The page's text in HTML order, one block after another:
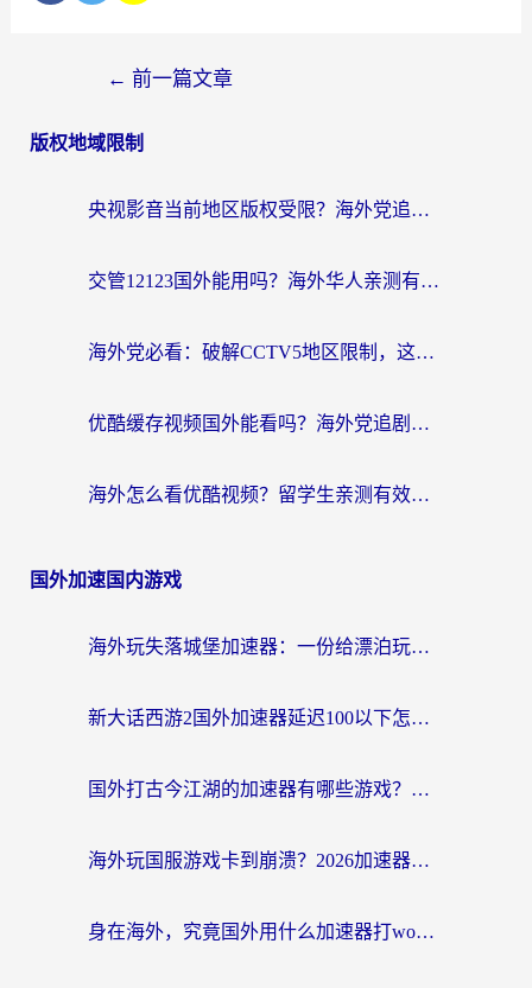
← 前一篇文章
版权地域限制
央视影音当前地区版权受限？海外党追剧看片的终极解决方案来了
交管12123国外能用吗？海外华人亲测有效的回国加速器选择指南
海外党必看：破解CCTV5地区限制，这样看欧洲杯奥运直播才够爽！
优酷缓存视频国外能看吗？海外党追剧看片的终极解决方案来了
海外怎么看优酷视频？留学生亲测有效的回国加速器选择指南
国外加速国内游戏
海外玩失落城堡加速器：一份给漂泊玩家的网络自救指南
新大话西游2国外加速器延迟100以下怎么办？海外党实测有效的低延迟指南
国外打古今江湖的加速器有哪些游戏？一个海外玩家的终极选择指南
海外玩国服游戏卡到崩溃？2026加速器免费推荐+实用指南（亲测有效）
身在海外，究竟国外用什么加速器打wow好？